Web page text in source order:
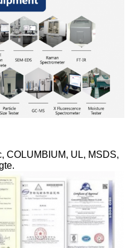
COLUMBIUM, UL, MSDS,